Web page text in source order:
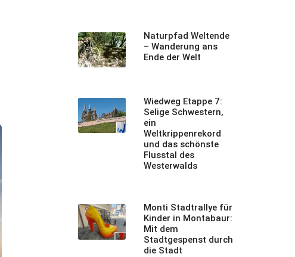
Naturpfad Weltende
– Wanderung ans
Ende der Welt
Wiedweg Etappe 7:
Selige Schwestern,
ein
Weltkrippenrekord
und das schönste
Flusstal des
Westerwalds
Monti Stadtrallye für
Kinder in Montabaur:
Mit dem
Stadtgespenst durch
die Stadt